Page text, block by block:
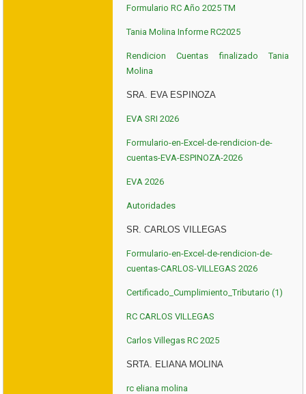
Formulario RC Año 2025 TM
Tania Molina Informe RC2025
Rendicion Cuentas finalizado Tania
Molina
SRA. EVA ESPINOZA
EVA SRI 2026
Formulario-en-Excel-de-rendicion-de-
cuentas-EVA-ESPINOZA-2026
EVA 2026
Autoridades
SR. CARLOS VILLEGAS
Formulario-en-Excel-de-rendicion-de-
cuentas-CARLOS-VILLEGAS 2026
Certificado_Cumplimiento_Tributario (1)
RC CARLOS VILLEGAS
Carlos Villegas RC 2025
SRTA. ELIANA MOLINA
rc eliana molina